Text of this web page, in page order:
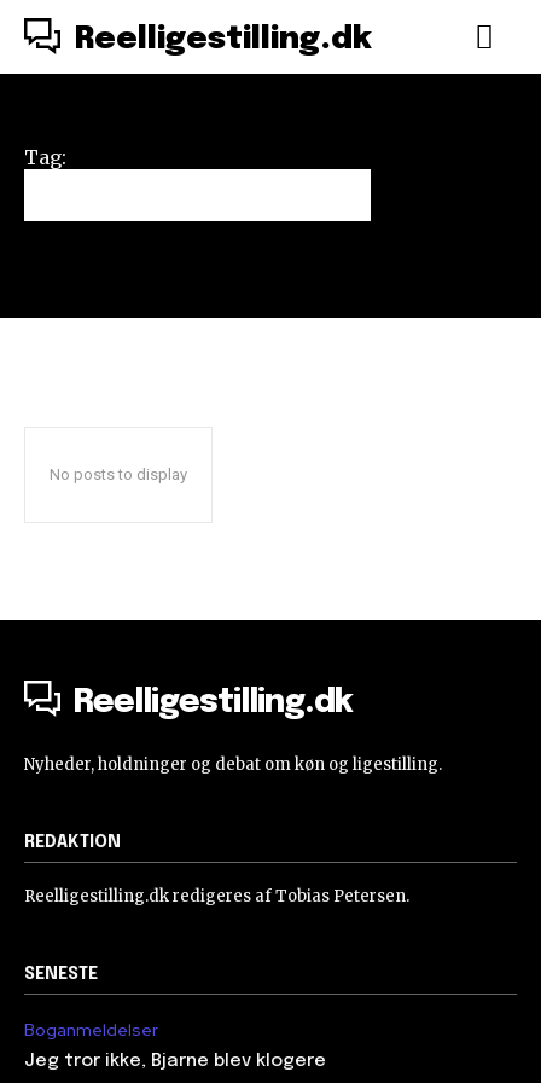
Reelligestilling.dk
Tag:
No posts to display
Reelligestilling.dk
Nyheder, holdninger og debat om køn og ligestilling.
REDAKTION
Reelligestilling.dk redigeres af Tobias Petersen.
SENESTE
Boganmeldelser
Jeg tror ikke, Bjarne blev klogere